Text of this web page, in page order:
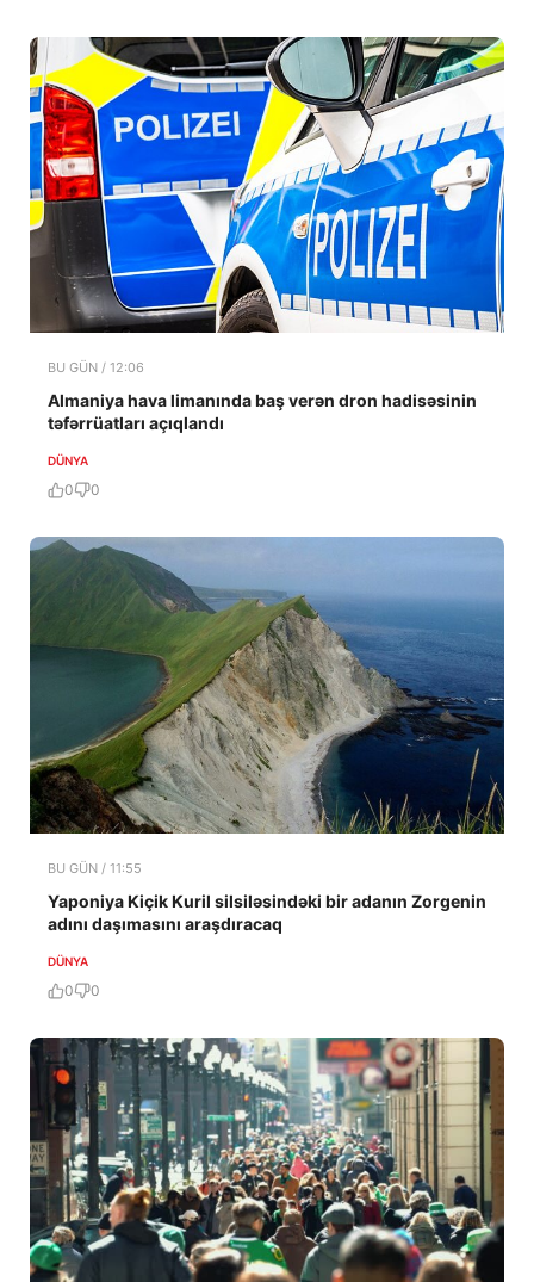
BU GÜN / 12:06
Almaniya hava limanında baş verən dron hadisəsinin
təfərrüatları açıqlandı
DÜNYA
0 0
BU GÜN / 11:55
Yaponiya Kiçik Kuril silsiləsindəki bir adanın Zorgenin
adını daşımasını araşdıracaq
DÜNYA
0 0